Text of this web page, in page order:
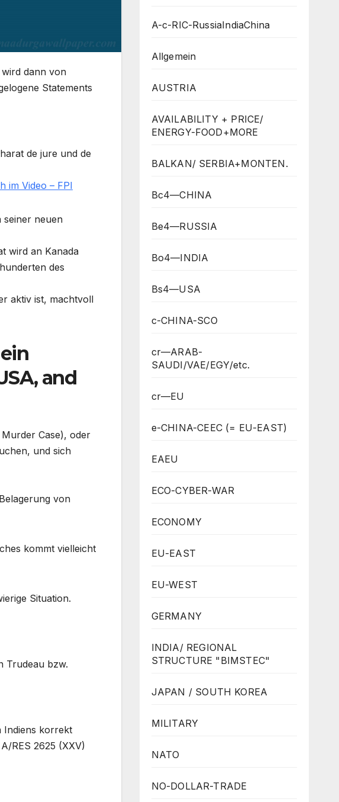
wird dann von
Statements
de jure und de
im Video – FPI
seiner neuen
wird an Kanada
des
aktiv ist, machtvoll
and
Case), oder
und sich
von
kommt vielleicht
Situation.
Trudeau bzw.
Indiens korrekt
RES 2625 (XXV)
A-c-RIC-RussiaIndiaChina
Allgemein
AUSTRIA
AVAILABILITY + PRICE/
ENERGY-FOOD+MORE
BALKAN/ SERBIA+MONTEN.
Bc4—CHINA
Be4—RUSSIA
Bo4—INDIA
Bs4—USA
c-CHINA-SCO
cr—ARAB-
SAUDI/VAE/EGY/etc.
cr—EU
e-CHINA-CEEC (= EU-EAST)
EAEU
ECO-CYBER-WAR
ECONOMY
EU-EAST
EU-WEST
GERMANY
INDIA/ REGIONAL
STRUCTURE "BIMSTEC"
JAPAN / SOUTH KOREA
MILITARY
NATO
NO-DOLLAR-TRADE